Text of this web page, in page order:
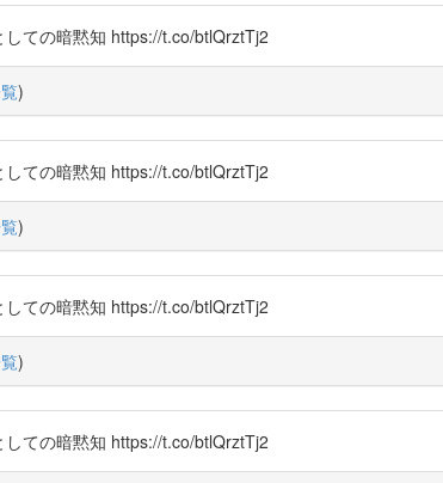
ての暗黙知 https://t.co/btlQrztTj2
)
ての暗黙知 https://t.co/btlQrztTj2
)
ての暗黙知 https://t.co/btlQrztTj2
)
ての暗黙知 https://t.co/btlQrztTj2